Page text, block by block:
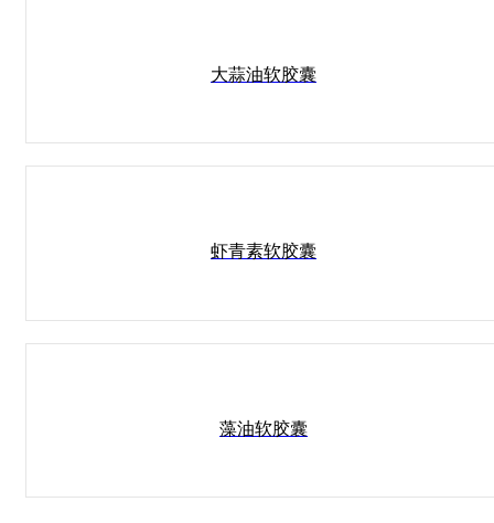
大蒜油软胶囊
虾青素软胶囊
藻油软胶囊